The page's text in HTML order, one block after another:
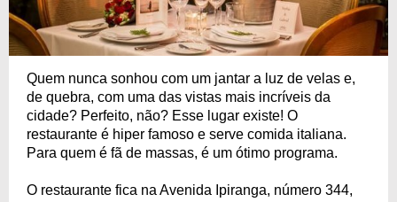
Quem nunca sonhou com um jantar a luz de velas e,
de quebra, com uma das vistas mais incríveis da
cidade? Perfeito, não? Esse lugar existe! O
restaurante é hiper famoso e serve comida italiana.
Para quem é fã de massas, é um ótimo programa.
O restaurante fica na Avenida Ipiranga, número 344,